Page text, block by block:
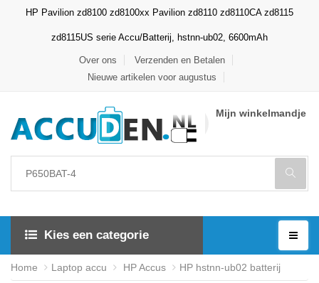
HP Pavilion zd8100 zd8100xx Pavilion zd8110 zd8110CA zd8115
zd8115US serie Accu/Batterij, hstnn-ub02, 6600mAh
Over ons
Verzenden en Betalen
Nieuwe artikelen voor augustus
Mijn winkelmandje
Kies een categorie
Home Laptop accu HP Accus HP hstnn-ub02 batterij